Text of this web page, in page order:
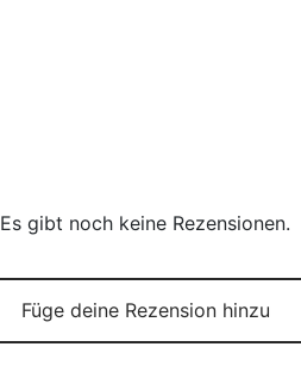
Es gibt noch keine Rezensionen.
Füge deine Rezension hinzu